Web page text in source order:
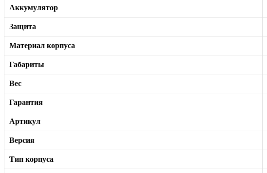
Аккумулятор
Защита
Материал корпуса
Габариты
Вес
Гарантия
Артикул
Версия
Тип корпуса